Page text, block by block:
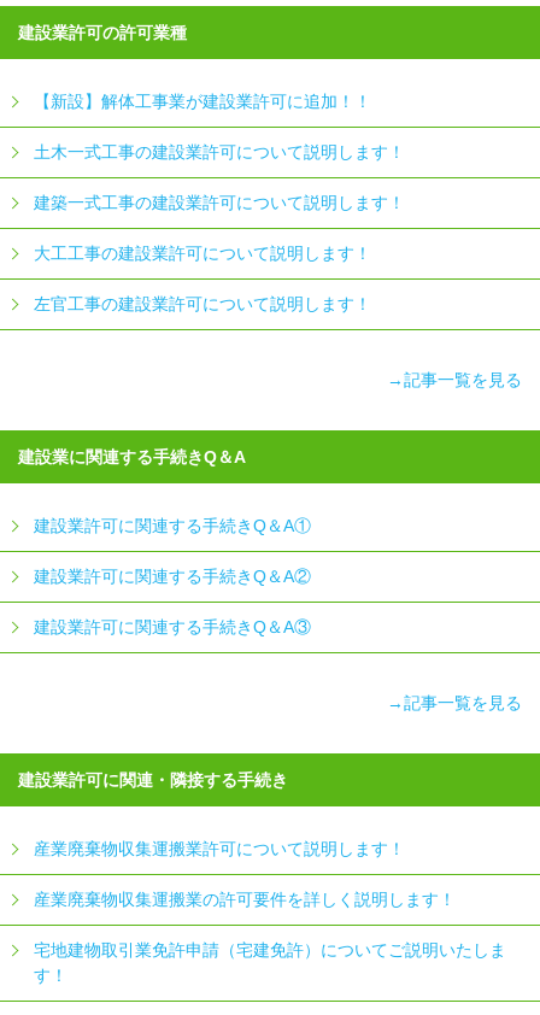
建設業許可の許可業種
【新設】解体工事業が建設業許可に追加！！
土木一式工事の建設業許可について説明します！
建築一式工事の建設業許可について説明します！
大工工事の建設業許可について説明します！
左官工事の建設業許可について説明します！
→記事一覧を見る
建設業に関連する手続きQ＆A
建設業許可に関連する手続きQ＆A①
建設業許可に関連する手続きQ＆A②
建設業許可に関連する手続きQ＆A③
→記事一覧を見る
建設業許可に関連・隣接する手続き
産業廃棄物収集運搬業許可について説明します！
産業廃棄物収集運搬業の許可要件を詳しく説明します！
宅地建物取引業免許申請（宅建免許）についてご説明いたしま
す！